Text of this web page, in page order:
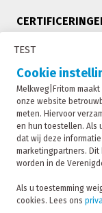
TEST
Cookie
Melkweg|Fritom
onze website
meten. Hiervoor
en hun toestellen. Als
dat wij deze
marketingpartners.
worden in de
Als u toestemming
cookies. Lees ons
Melkweg|Fritom